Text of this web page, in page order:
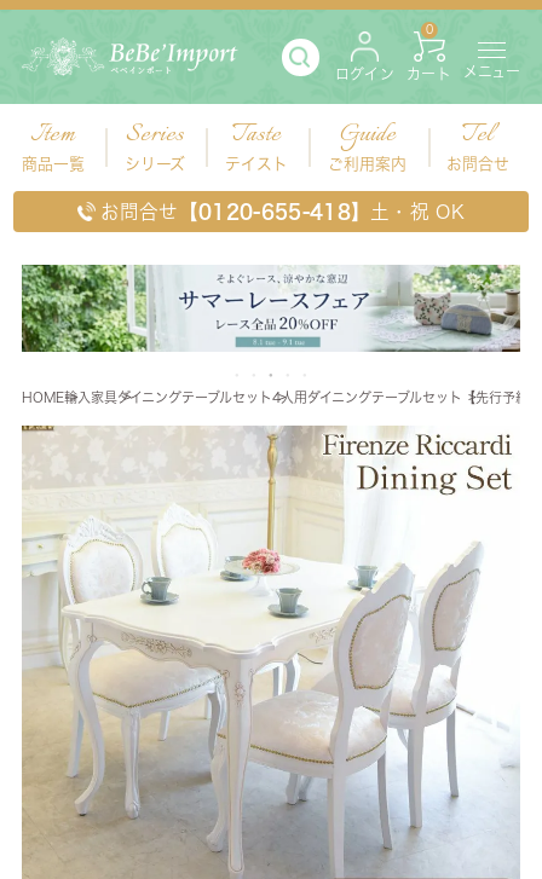
ログイン カート
0
メニュー
Item
商品一覧
Series
シリーズ
Taste
テイスト
Guide
ご利用案内
Tel
お問合せ
お問合せ 【0120-655-418】 土・祝 OK
HOME輸入家具 ダイニングテーブルセット4人用ダイニングテーブルセット 【先行予約